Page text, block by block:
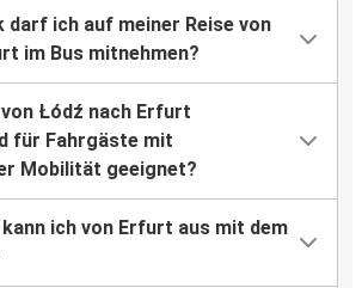
darf ich auf meiner Reise von
im Bus mitnehmen?
Łódź nach Erfurt
für Fahrgäste mit
Mobilität geeignet?
ich von Erfurt aus mit dem